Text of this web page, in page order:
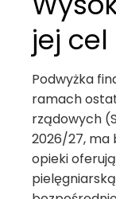
jej cel
Podwyżka
ramach
rządowych
2026/27, ma
opieki